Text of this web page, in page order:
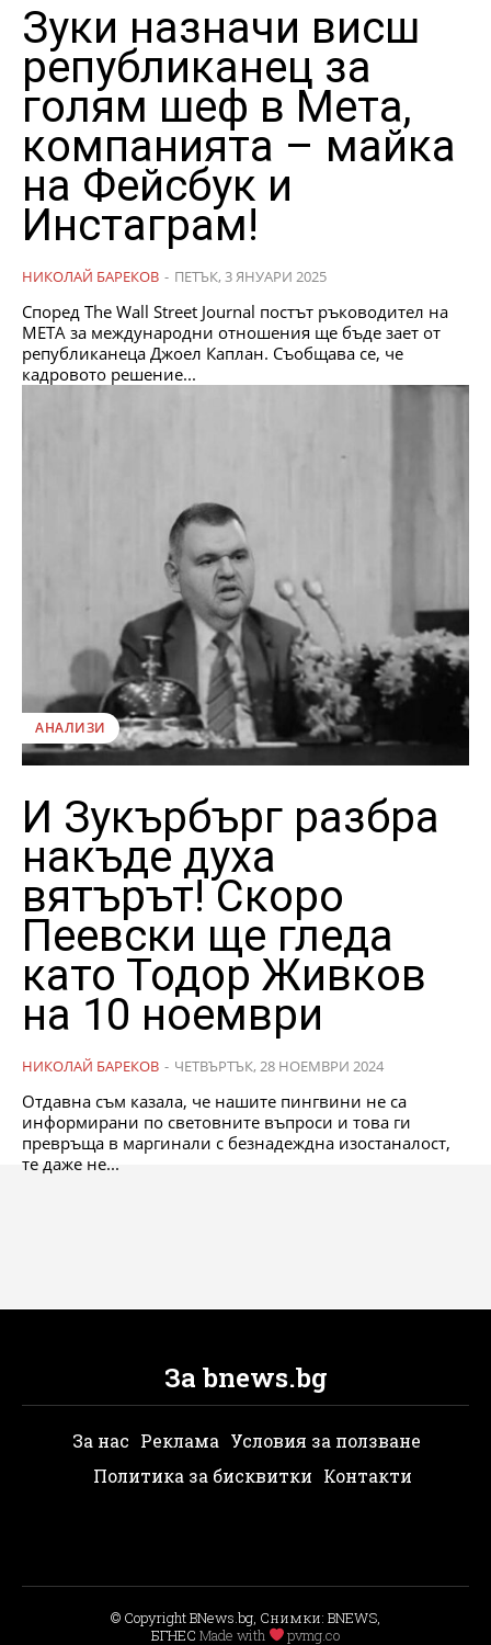
Зуки назначи висш
републиканец за
голям шеф в Мета,
компанията – майка
на Фейсбук и
Инстаграм!
НИКОЛАЙ БАРЕКОВ - ПЕТЪК, 3 ЯНУАРИ 2025
Според The ​​Wall Street Journal постът ръководител на
META за международни отношения ще бъде зает от
републиканеца Джоел Каплан. Съобщава се, че
кадровото решение...
АНАЛИЗИ
И Зукърбърг разбра
накъде духа
вятърът! Скоро
Пеевски ще гледа
като Тодор Живков
на 10 ноември
НИКОЛАЙ БАРЕКОВ - ЧЕТВЪРТЪК, 28 НОЕМВРИ 2024
Отдавна съм казала, че нашите пингвини не са
информирани по световните въпроси и това ги
превръща в маргинали с безнадеждна изостаналост,
те даже не...
За bnews.bg
За нас Реклама Условия за ползване
Политика за бисквитки Контакти
© Copyright BNews.bg, Снимки: BNEWS,
БГНЕС Мade with pvmg.co